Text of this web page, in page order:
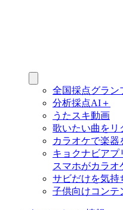
全国採点グラン
分析採点AI＋
うたスキ動画
歌いたい曲をリ
カラオケで楽器
キョクナビアプ
スマホがカラオ
サビだけを気持
子供向けコンテ